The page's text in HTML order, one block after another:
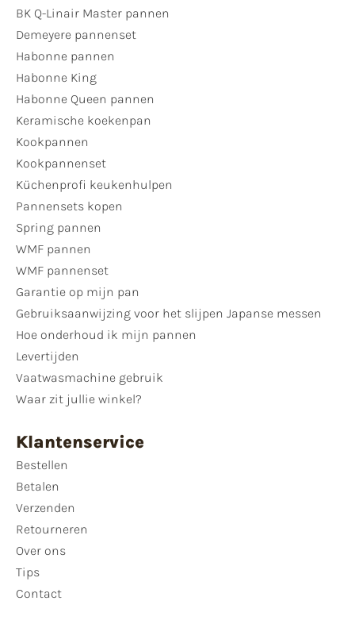
BK Q-Linair Master pannen
Demeyere pannenset
Habonne pannen
Habonne King
Habonne Queen pannen
Keramische koekenpan
Kookpannen
Kookpannenset
Küchenprofi keukenhulpen
Pannensets kopen
Spring pannen
WMF pannen
WMF pannenset
Garantie op mijn pan
Gebruiksaanwijzing voor het slijpen Japanse messen
Hoe onderhoud ik mijn pannen
Levertijden
Vaatwasmachine gebruik
Waar zit jullie winkel?
Klantenservice
Bestellen
Betalen
Verzenden
Retourneren
Over ons
Tips
Contact